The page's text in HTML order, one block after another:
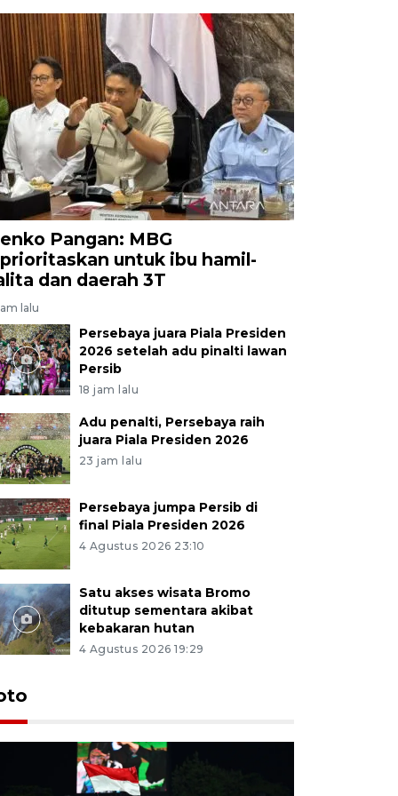
Pangan: MBG
untuk ibu hamil-
dan daerah 3T
lalu
Persebaya juara Piala Presiden
2026 setelah adu pinalti lawan
Persib
18 jam lalu
Adu penalti, Persebaya raih
juara Piala Presiden 2026
23 jam lalu
Persebaya jumpa Persib di
final Piala Presiden 2026
4 Agustus 2026 23:10
Satu akses wisata Bromo
ditutup sementara akibat
kebakaran hutan
4 Agustus 2026 19:29